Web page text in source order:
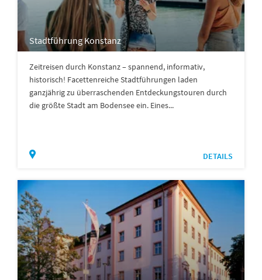
Stadtführung Konstanz
Zeitreisen durch Konstanz – spannend, informativ,
historisch! Facettenreiche Stadtführungen laden
ganzjährig zu überraschenden Entdeckungstouren durch
die größte Stadt am Bodensee ein. Eines...
DETAILS